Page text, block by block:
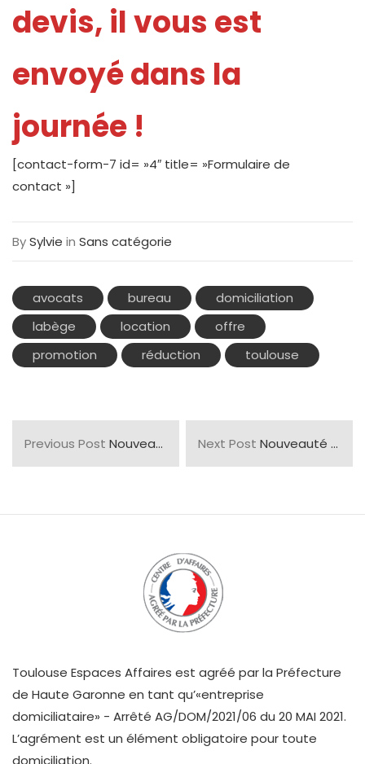
devis, il vous est
envoyé dans la
journée !
[contact-form-7 id= »4″ title= »Formulaire de
contact »]
BySylvie in Sans catégorie
avocats bureau
domiciliation
labège
location
offre
promotion
réduction toulouse
Previous Post Nouveauté : Ouverture de la location de bureaux équipés pour les Avocats de Toulouse ! Next Post Nouveauté : Espace Client !
Toulouse Espaces Affaires est agréé par la Préfecture
de Haute Garonne en tant qu’«entreprise
domiciliataire» - Arrêté AG/DOM/2021/06 du 20 MAI 2021.
L’agrément est un élément obligatoire pour toute
domiciliation.